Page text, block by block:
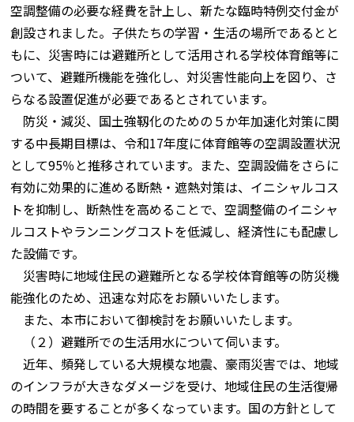
空調整備の必要な経費を計上し、新たな臨時特例交付金が
創設されました。子供たちの学習・生活の場所であるとと
もに、災害時には避難所として活用される学校体育館等に
ついて、避難所機能を強化し、対災害性能向上を図り、さ
らなる設置促進が必要であるとされています。
防災・減災、国土強靱化のための５か年加速化対策に関
する中長期目標は、令和17年度に体育館等の空調設置状況
として95％と推移されています。また、空調設備をさらに
有効に効果的に進める断熱・遮熱対策は、イニシャルコス
トを抑制し、断熱性を高めることで、空調整備のイニシャ
ルコストやランニングコストを低減し、経済性にも配慮し
た設備です。
災害時に地域住民の避難所となる学校体育館等の防災機
能強化のため、迅速な対応をお願いいたします。
また、本市において御検討をお願いいたします。
（２）避難所での生活用水について伺います。
近年、頻発している大規模な地震、豪雨災害では、地域
のインフラが大きなダメージを受け、地域住民の生活復帰
の時間を要することが多くなっています。国の方針として